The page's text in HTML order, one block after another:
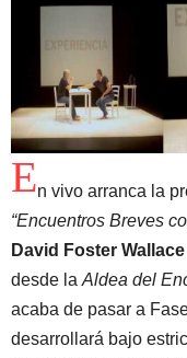
En vivo arranca la
“Encuentros Breves
David Foster Wallace
desde laAldea del
acaba de pasar a
desarrollará bajo